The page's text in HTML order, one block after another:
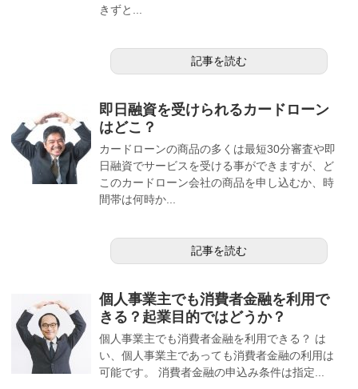
きずと...
記事を読む
即日融資を受けられるカードローン
はどこ？
カードローンの商品の多くは最短30分審査や即
日融資でサービスを受ける事ができますが、ど
このカードローン会社の商品を申し込むか、時
間帯は何時か...
記事を読む
個人事業主でも消費者金融を利用で
きる？起業目的ではどうか？
個人事業主でも消費者金融を利用できる？ は
い、個人事業主であっても消費者金融の利用は
可能です。 消費者金融の申込み条件は指定...